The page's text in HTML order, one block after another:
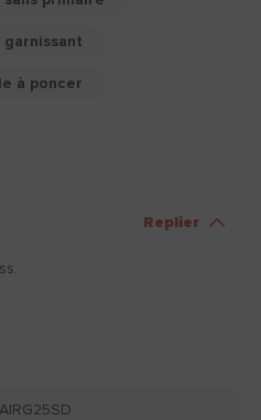
garnissant
à poncer
Replier